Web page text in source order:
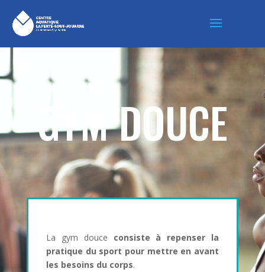
GYM DOUCE
La gym douce consiste à repenser la
pratique du sport pour mettre en avant
les besoins du corps.